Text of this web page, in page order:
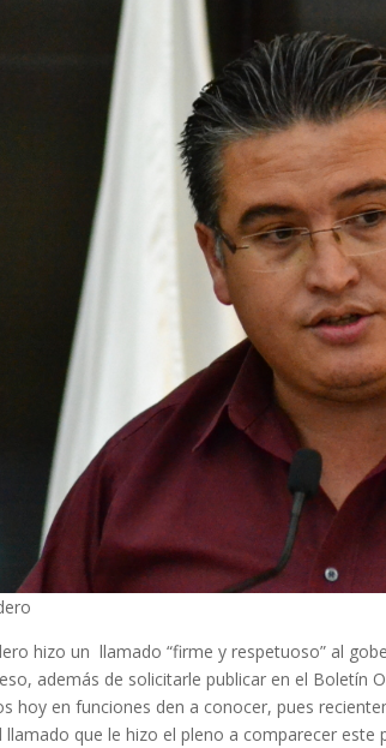
hizo un llamado “firme y respetuoso” al
además de solicitarle publicar en el Boletín
hoy en funciones den a conocer, pues
llamado que le hizo el pleno a comparecer